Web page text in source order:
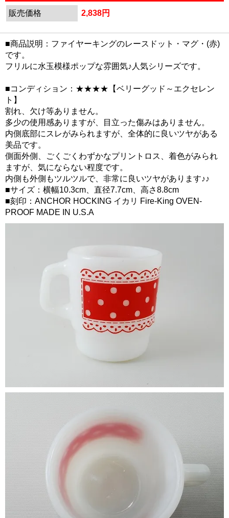
販売価格 2,838円
■商品説明：ファイヤーキングのレースドット・マグ・(赤)
です。
フリルに水玉模様ポップな雰囲気♪人気シリーズです。
■コンディション：★★★★【ベリーグッド～エクセレン
ト】
割れ、欠け等ありません。
多少の使用感ありますが、目立った傷みはありません。
内側底部にスレがみられますが、全体的に良いツヤがある
美品です。
側面外側、ごくごくわずかなプリントロス、着色がみられ
ますが、気にならない程度です。
内側も外側もツルツルで、非常に良いツヤがあります♪♪
■サイズ：横幅10.3cm、直径7.7cm、高さ8.8cm
■刻印：ANCHOR HOCKING イカリ Fire-King OVEN-
PROOF MADE IN U.S.A